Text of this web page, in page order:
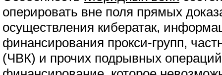
оперировать вне поля прямых
осуществления кибератак,
финансирования прокси-групп,
(ЧВК) и прочих подрывных операций